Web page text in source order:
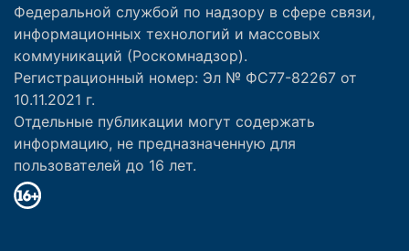
Федеральной службой по надзору в сфере связи,
информационных технологий и массовых
коммуникаций (Роскомнадзор).
Регистрационный номер: Эл № ФС77-82267 от
10.11.2021 г.
Отдельные публикации могут содержать
информацию, не предназначенную для
пользователей до 16 лет.